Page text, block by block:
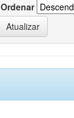
Ordenar